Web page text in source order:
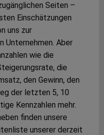
Seiten –
Einschätzungen
uns zur
Unternehmen. Aber
wie die
die
den Gewinn, den
der letzten 5, 10
Kennzahlen mehr.
finden unsere
unserer derzeit